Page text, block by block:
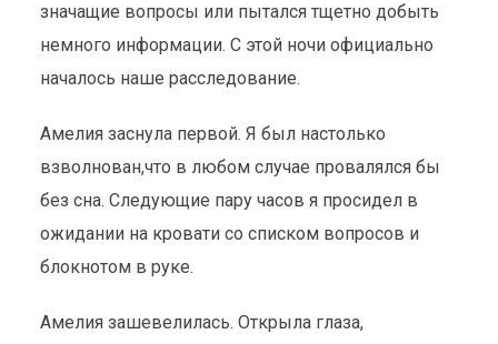
значащие вопросы или пытался тщетно добыть
немного информации. С этой ночи официально
началось наше расследование.
Амелия заснула первой. Я был настолько
взволнован,что в любом случае провалялся бы
без сна. Следующие пару часов я просидел в
ожидании на кровати со списком вопросов и
блокнотом в руке.
Амелия зашевелилась. Открыла глаза,